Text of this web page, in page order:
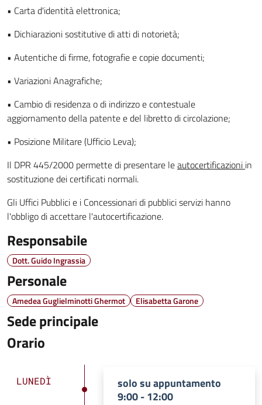
• Carta d'identità elettronica;
• Dichiarazioni sostitutive di atti di notorietà;
• Autentiche di firme, fotografie e copie documenti;
• Variazioni Anagrafiche;
• Cambio di residenza o di indirizzo e contestuale
aggiornamento della patente e del libretto di circolazione;
• Posizione Militare (Ufficio Leva);
Il DPR 445/2000 permette di presentare leautocertificazioni in
sostituzione dei certificati normali.
Gli Uffici Pubblici e i Concessionari di pubblici servizi hanno
l'obbligo di accettare l'autocertificazione.
Responsabile
Dott. Guido Ingrassia
Personale
Amedea Guglielminotti Ghermot Elisabetta Garone
Sede principale
Orario
LUNEDÌ
solo su appuntamento
9:00 - 12:00